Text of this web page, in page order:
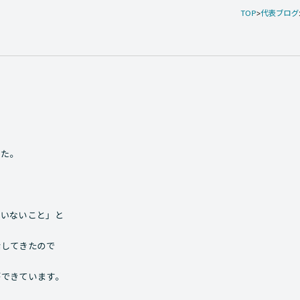
TOP 代表ブログ
。
ないこと」と
てきたので
きています。